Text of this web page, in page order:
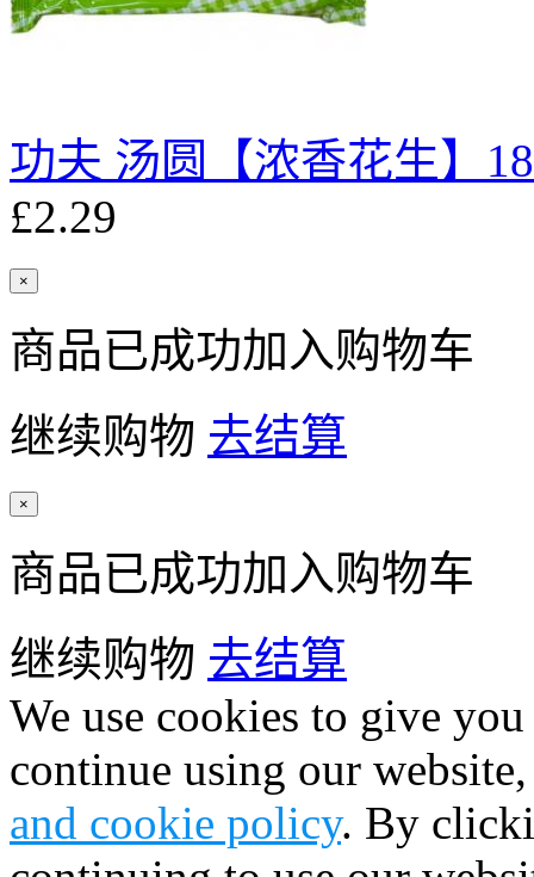
功夫 汤圆【浓香花生】
£2.29
×
商品已成功加入购物车
继续购物 去结算
×
商品已成功加入购物车
继续购物 去结算
We use cookies to give
continue using our
and cookie policy. By